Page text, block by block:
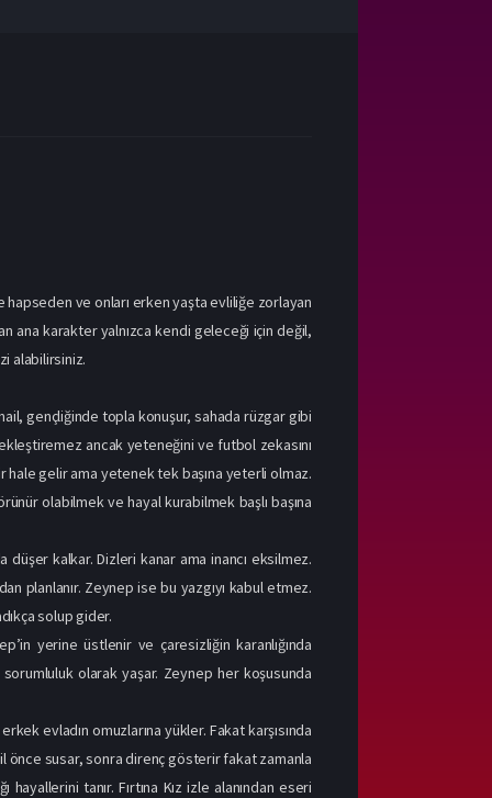
hapseden ve onları erken yaşta evliliğe zorlayan
ana karakter yalnızca kendi geleceği için değil,
alabilirsiniz.
gençliğinde topla konuşur, sahada rüzgar gibi
ancak yeteneğini ve futbol zekasını
hale gelir ama yetenek tek başına yeterli olmaz.
olabilmek ve hayal kurabilmek başlı başına
kalkar. Dizleri kanar ama inancı eksilmez.
planlanır. Zeynep ise bu yazgıyı kabul etmez.
solup gider.
yerine üstlenir ve çaresizliğin karanlığında
olarak yaşar. Zeynep her koşusunda
evladın omuzlarına yükler. Fakat karşısında
önce susar, sonra direnç gösterir fakat zamanla
hayallerini tanır. Fırtına Kız izle alanından eseri